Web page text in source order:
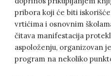
pribora koji će biti
vrtićima i osnovnim
čitava manifestacija
aspoloženju, organizovan
program na nekoliko